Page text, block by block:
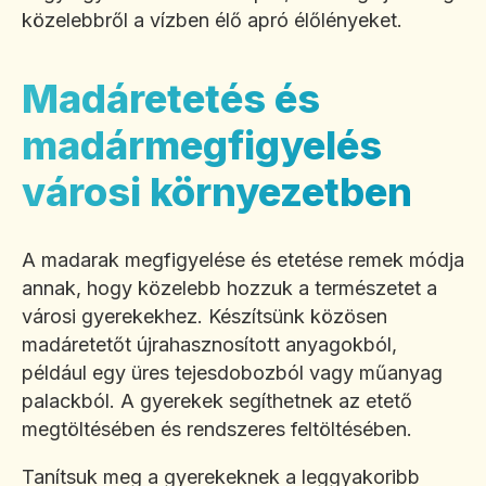
közelebbről a vízben élő apró élőlényeket.
Madáretetés és
madármegfigyelés
városi környezetben
A madarak megfigyelése és etetése remek módja
annak, hogy közelebb hozzuk a természetet a
városi gyerekekhez. Készítsünk közösen
madáretetőt újrahasznosított anyagokból,
például egy üres tejesdobozból vagy műanyag
palackból. A gyerekek segíthetnek az etető
megtöltésében és rendszeres feltöltésében.
Tanítsuk meg a gyerekeknek a leggyakoribb